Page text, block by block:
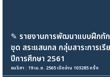
✎ รายงานการพัฒนาแบบฝึกทัก
ชุด สระแสนกล กลุ่มสาระการเ
ปีการศึกษา 2561
อมริศา : 19 เม.ย. 2565 เปิดอ่าน 103285 ครั้ง